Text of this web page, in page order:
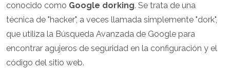
conocido como Google dorking. Se trata de una
técnica de "hacker", a veces llamada simplemente "dork",
que utiliza la Búsqueda Avanzada de Google para
encontrar agujeros de seguridad en la configuración y el
código del sitio web.